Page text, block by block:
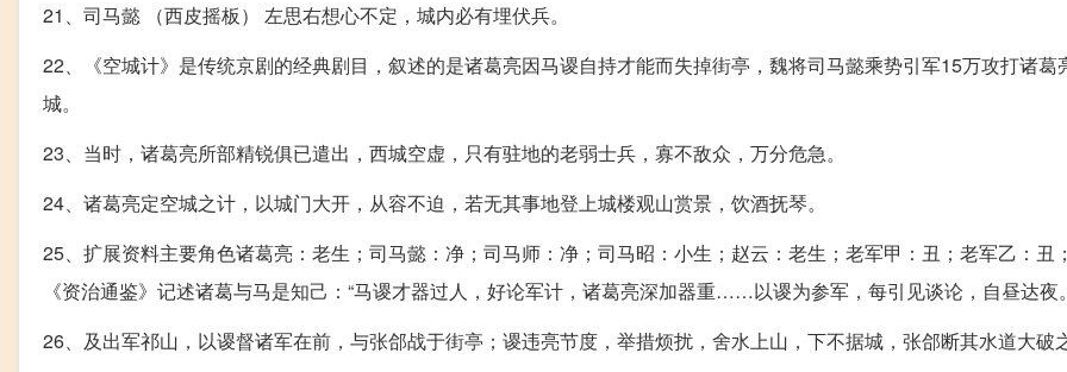
21、司马懿 （西皮摇板） 左思右想心不定，城内必有埋伏兵。
22、《空城计》是传统京剧的经典剧目，叙述的是诸葛亮因马谡自持才能而失掉街亭，魏将司马懿乘势引军15万攻打诸葛
城。
23、当时，诸葛亮所部精锐俱已遣出，西城空虚，只有驻地的老弱士兵，寡不敌众，万分危急。
24、诸葛亮定空城之计，以城门大开，从容不迫，若无其事地登上城楼观山赏景，饮酒抚琴。
25、扩展资料主要角色诸葛亮：老生；司马懿：净；司马师：净；司马昭：小生；赵云：老生；老军甲：丑；老军乙：丑
《资治通鉴》记述诸葛与马是知己：“马谡才器过人，好论军计，诸葛亮深加器重……以谡为参军，每引见谈论，自昼达夜
26、及出军祁山，以谡督诸军在前，与张郃战于街亭；谡违亮节度，举措烦扰，舍水上山，下不据城，张郃断其水道大破